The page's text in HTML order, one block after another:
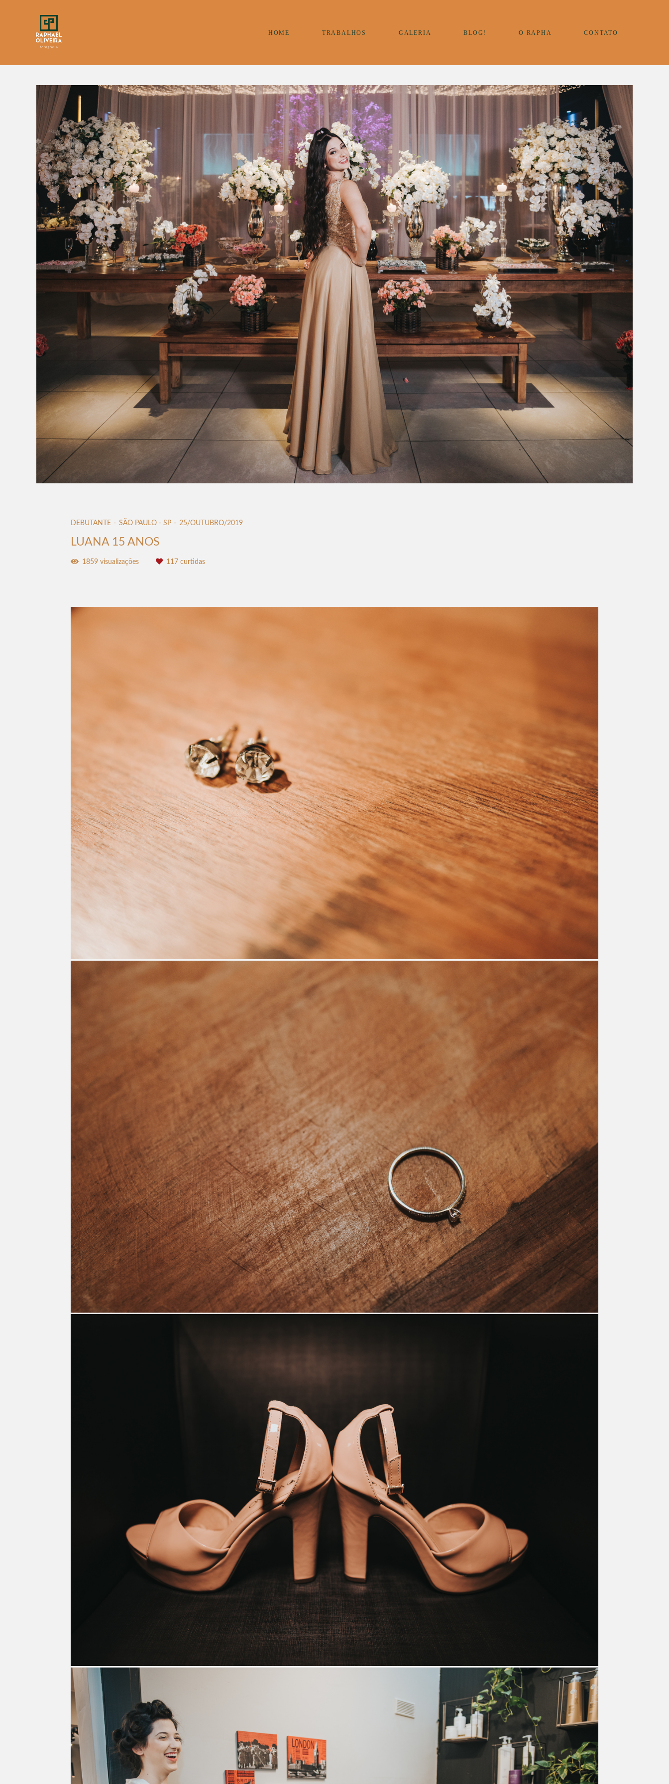
HOME TRABALHOS GALERIA BLOG! O RAPHA CONTATO
DEBUTANTE SÃO PAULO - SP 25/OUTUBRO/2019
LUANA 15 ANOS
1859 visualizações 117 curtidas